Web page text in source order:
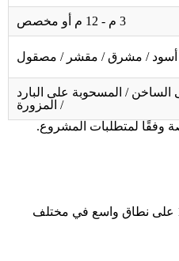
3 م - 12 م أو مخصص
أسود / مشرق / مقشر / مصقول
الساخن / المسحوبة على البارد
/ المزورة
وفقًا لمتطلبات المشروع.
تستخدم القضبان المستديرة 1035 على نطاق واسع في مختلف